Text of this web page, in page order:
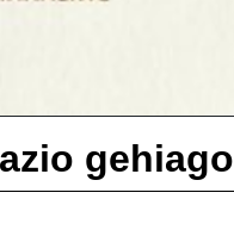
gehiago